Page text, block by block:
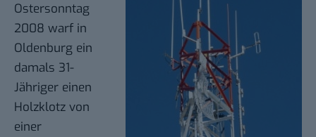
Ostersonntag
2008 warf in
Oldenburg ein
damals 31-
Jähriger einen
Holzklotz von
einer